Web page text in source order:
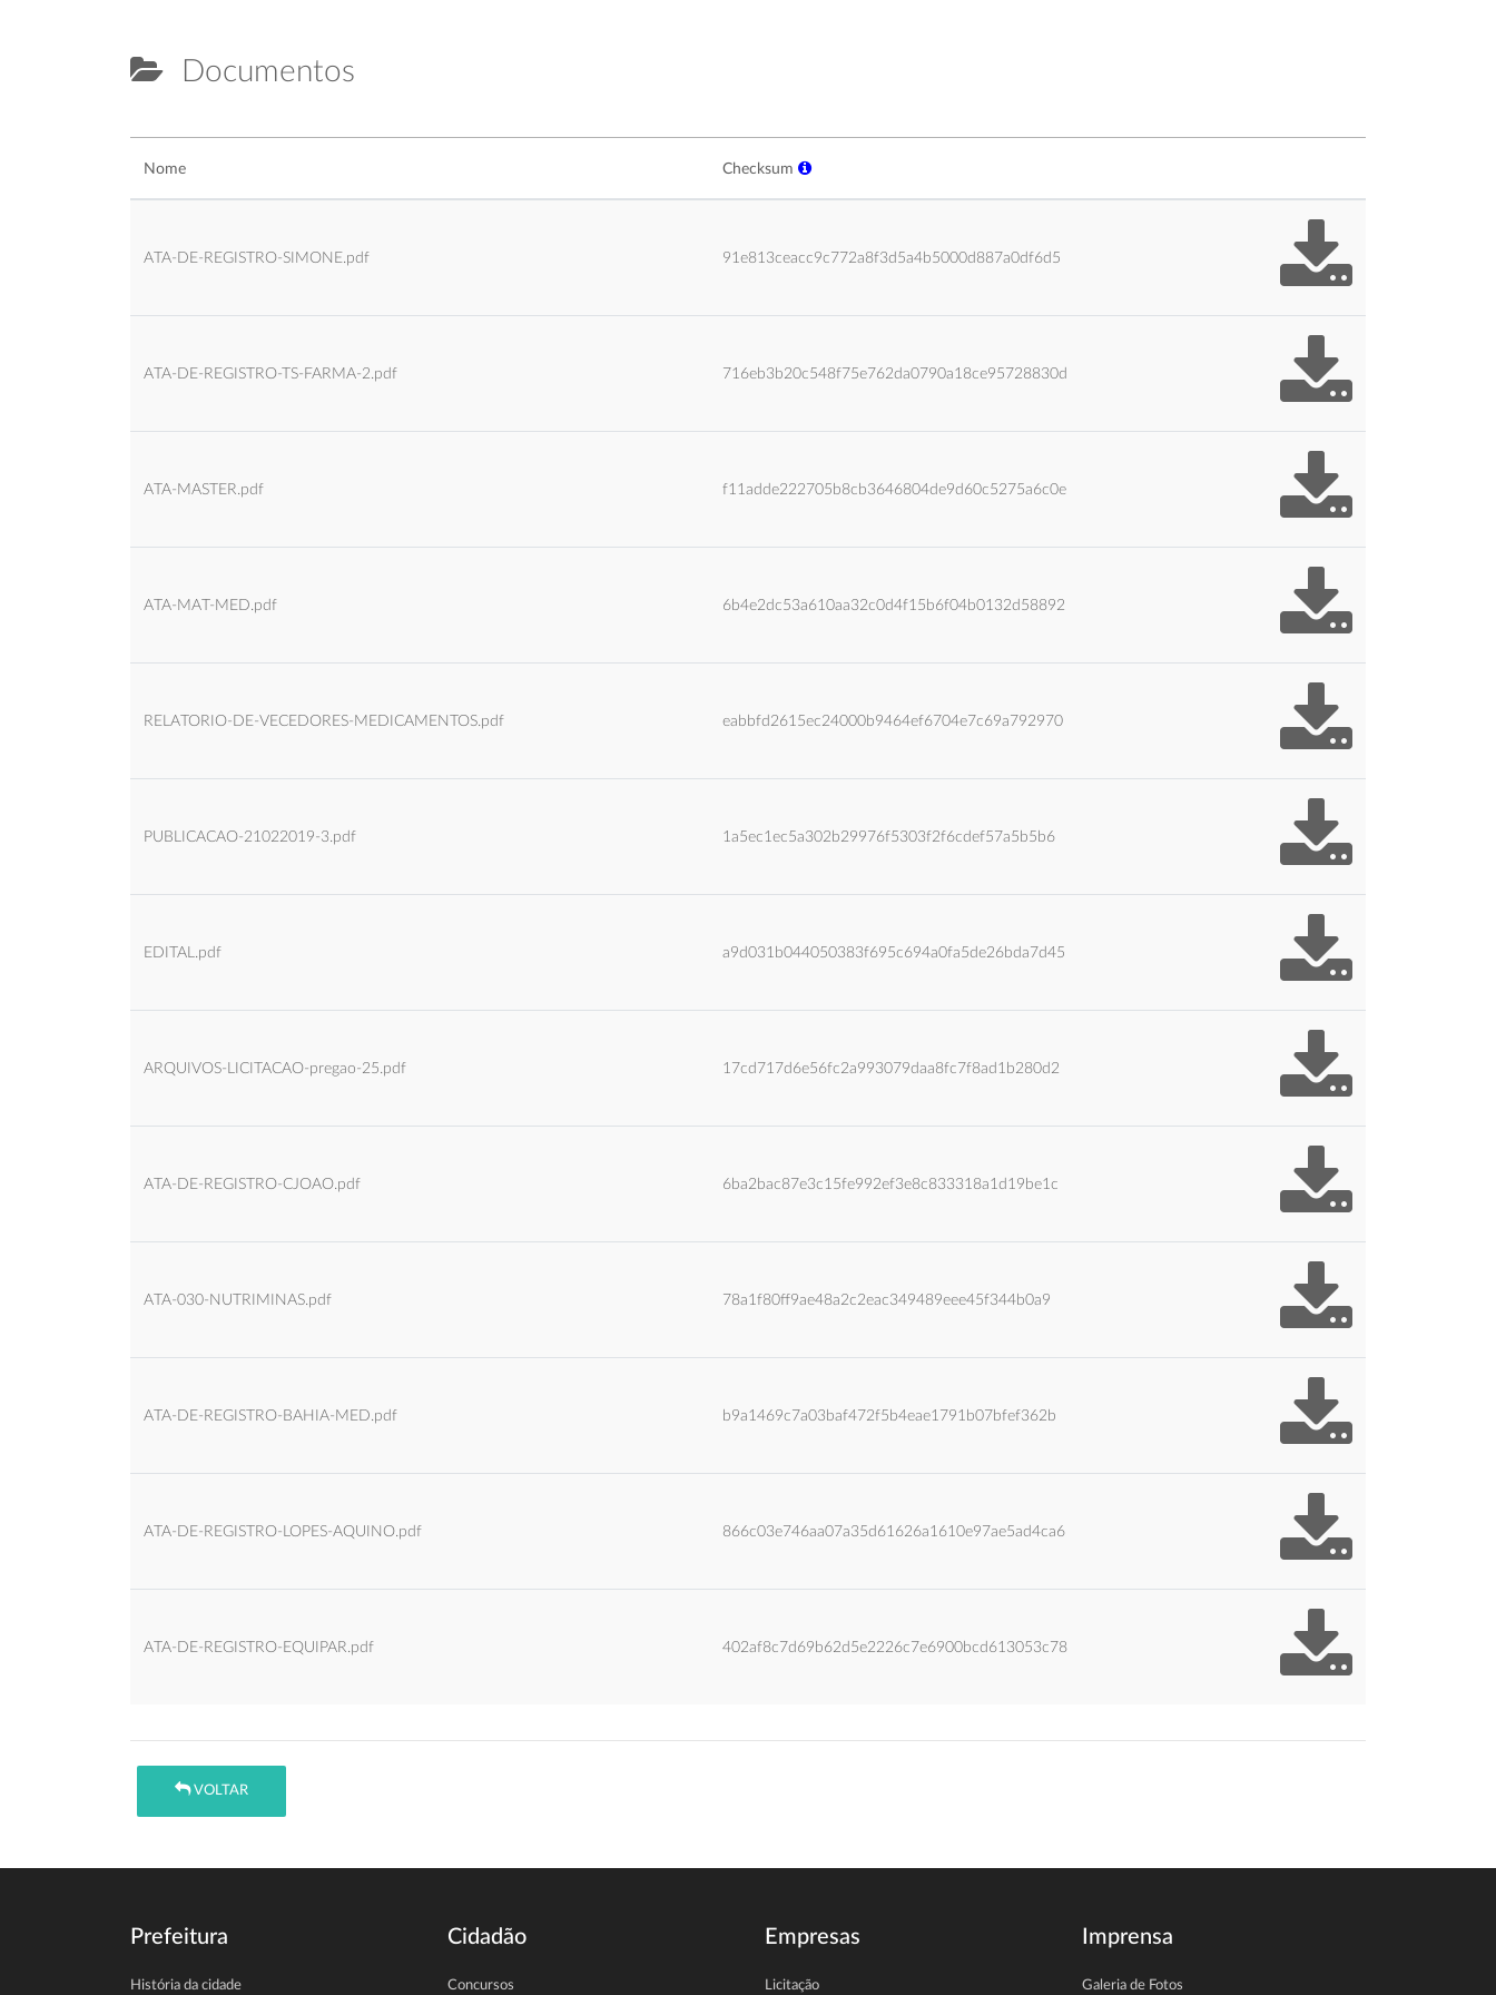
Documentos
Nome Checksum
ATA-DE-REGISTRO-SIMONE.pdf 91e813ceacc9c772a8f3d5a4b5000d887a0df6d5
ATA-DE-REGISTRO-TS-FARMA-2.pdf 716eb3b20c548f75e762da0790a18ce95728830d
ATA-MASTER.pdf f11adde222705b8cb3646804de9d60c5275a6c0e
ATA-MAT-MED.pdf 6b4e2dc53a610aa32c0d4f15b6f04b0132d58892
RELATORIO-DE-VECEDORES-MEDICAMENTOS.pdf eabbfd2615ec24000b9464ef6704e7c69a792970
PUBLICACAO-21022019-3.pdf 1a5ec1ec5a302b29976f5303f2f6cdef57a5b5b6
EDITAL.pdf a9d031b044050383f695c694a0fa5de26bda7d45
ARQUIVOS-LICITACAO-pregao-25.pdf 17cd717d6e56fc2a993079daa8fc7f8ad1b280d2
ATA-DE-REGISTRO-CJOAO.pdf 6ba2bac87e3c15fe992ef3e8c833318a1d19be1c
ATA-030-NUTRIMINAS.pdf 78a1f80ff9ae48a2c2eac349489eee45f344b0a9
ATA-DE-REGISTRO-BAHIA-MED.pdf b9a1469c7a03baf472f5b4eae1791b07bfef362b
ATA-DE-REGISTRO-LOPES-AQUINO.pdf 866c03e746aa07a35d61626a1610e97ae5ad4ca6
ATA-DE-REGISTRO-EQUIPAR.pdf 402af8c7d69b62d5e2226c7e6900bcd613053c78
VOLTAR
Prefeitura
História da cidade
Cidadão
Concursos
Empresas
Licitação
Imprensa
Galeria de Fotos